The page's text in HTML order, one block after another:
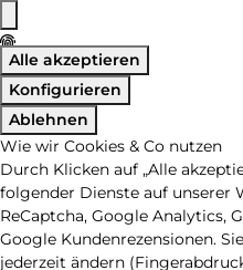
Alle akzeptieren
Konfigurieren
Ablehnen
Wie wir Cookies & Co nutzen
Durch Klicken auf „Alle
folgender Dienste auf unserer
ReCaptcha, Google Analytics,
Google Kundenrezensionen.
jederzeit ändern